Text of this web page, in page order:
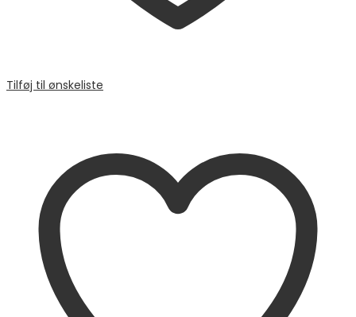
Tilføj til ønskeliste